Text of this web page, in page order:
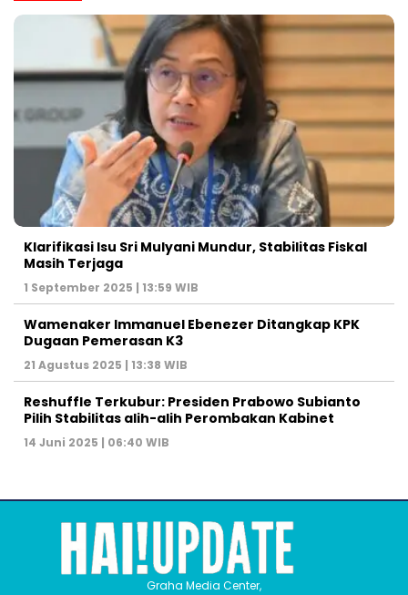
Klarifikasi Isu Sri Mulyani Mundur, Stabilitas Fiskal
Masih Terjaga
1 September 2025 | 13:59 WIB
Wamenaker Immanuel Ebenezer Ditangkap KPK
Dugaan Pemerasan K3
21 Agustus 2025 | 13:38 WIB
Reshuffle Terkubur: Presiden Prabowo Subianto
Pilih Stabilitas alih-alih Perombakan Kabinet
14 Juni 2025 | 06:40 WIB
Graha Media Center,